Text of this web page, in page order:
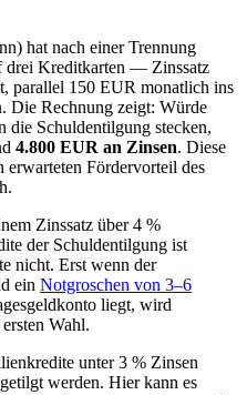
hat nach einer Trennung
drei Kreditkarten — Zinssatz
parallel 150 EUR monatlich ins
Die Rechnung zeigt: Würde
die Schuldentilgung stecken,
4.800 EUR an Zinsen. Diese
erwarteten Fördervorteil des
Zinssatz über 4 %
der Schuldentilgung ist
nicht. Erst wenn der
ein Notgroschen von 3–6
liegt, wird
Wahl.
unter 3 % Zinsen
werden. Hier kann es